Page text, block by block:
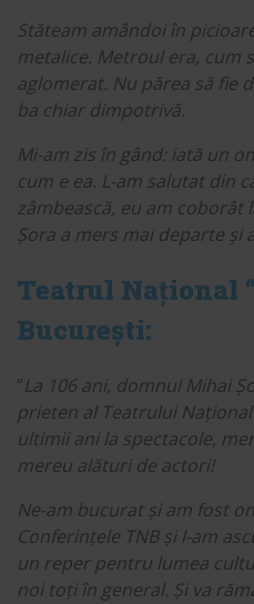
Stăteam amândoi în
metalice. Metroul era, cum
aglomerat. Nu părea să fie
ba chiar dimpotrivă.
Mi-am zis în gând: iată un
cum e ea. L-am salutat din
zâmbească, eu am
Șora a mers mai departe și
Teatrul Național
București:
“La 106 ani, domnul Mihai
prieten al Teatrului
ultimii ani la spectacole,
mereu alături de actori!
Ne-am bucurat și am fost
Conferințele TNB și l-am
un reper pentru lumea
noi toți în general. Și va